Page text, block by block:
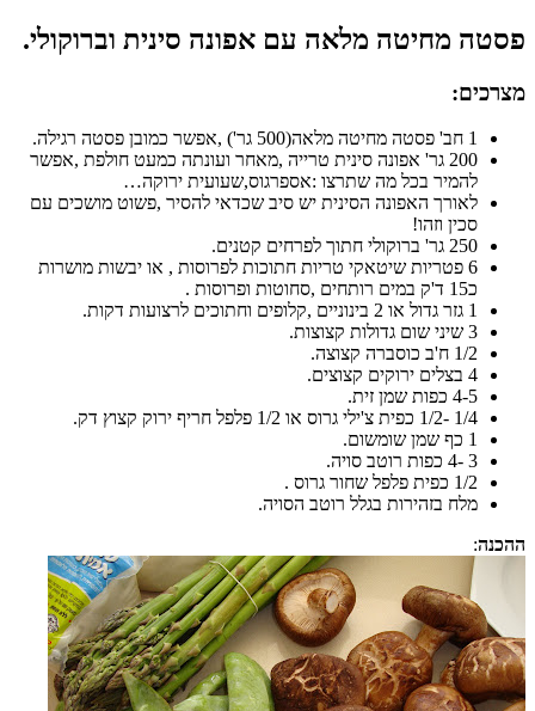
פסטה מחיטה מלאה עם אפונה סינית וברוקולי.
מצרכים:
1 חב' פסטה מחיטה מלאה(500 גר') ,אפשר כמובן פסטה רגילה.
200 גר' אפונה סינית טרייה ,מאחר ועונתה כמעט חולפת ,אפשר
להמיר בכל מה שתרצו :אספרגוס,שעועית ירוקה…
לאורך האפונה הסינית יש סיב שכדאי להסיר ,פשוט מושכים עם
סכין וזהו!
250 גר' ברוקולי חתוך לפרחים קטנים.
6 פטריות שיטאקי טריות חתוכות לפרוסות , או יבשות מושרות
כ15 ד'ק במים רותחים ,סחוטות ופרוסות .
1 גזר גדול או 2 בינוניים ,קלופים וחתוכים לרצועות דקות.
3 שיני שום גדולות קצוצות.
1/2 ח'ב כוסברה קצוצה.
4 בצלים ירוקים קצוצים.
4-5 כפות שמן זית.
1/4 -1/2 כפית צ'ילי גרוס או 1/2 פלפל חריף ירוק קצוץ דק.
1 כף שמן שומשום.
3 -4 כפות רוטב סויה.
1/2 כפית פלפל שחור גרוס .
מלח בזהירות בגלל רוטב הסויה.
ההכנה: